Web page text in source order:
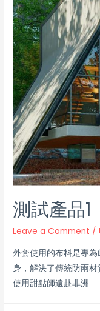
測試產品1
Leave a Comment /
外套使用的布料是專
身，解決了傳統防雨
使用甜點師遠赴非洲